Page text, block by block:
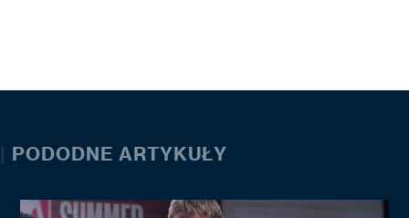
| PODODNE ARTYKUŁY